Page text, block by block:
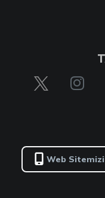
Web Sitemizi